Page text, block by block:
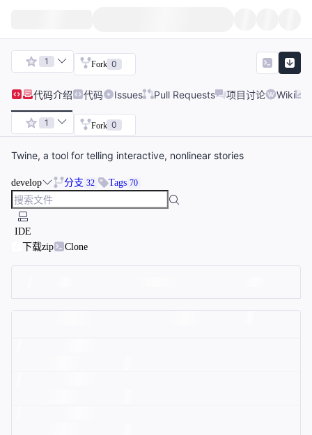
1 Fork 0
代码介绍 代码 Issues Pull Requests 项目讨论 Wiki
1 Fork 0
Twine, a tool for telling interactive, nonlinear stories
develop 分支 32 Tags 70
IDE
下载zip
Clone